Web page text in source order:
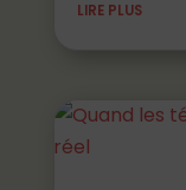
LIRE PLUS